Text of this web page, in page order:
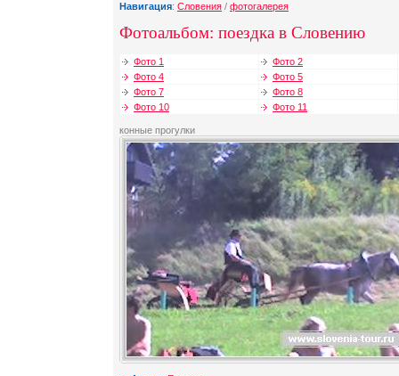
Навигация: Словения / фотогалерея
Фотоальбом: поездка в Словению
Фото 1
Фото 2
Фото 4
Фото 5
Фото 7
Фото 8
Фото 10
Фото 11
конные прогулки